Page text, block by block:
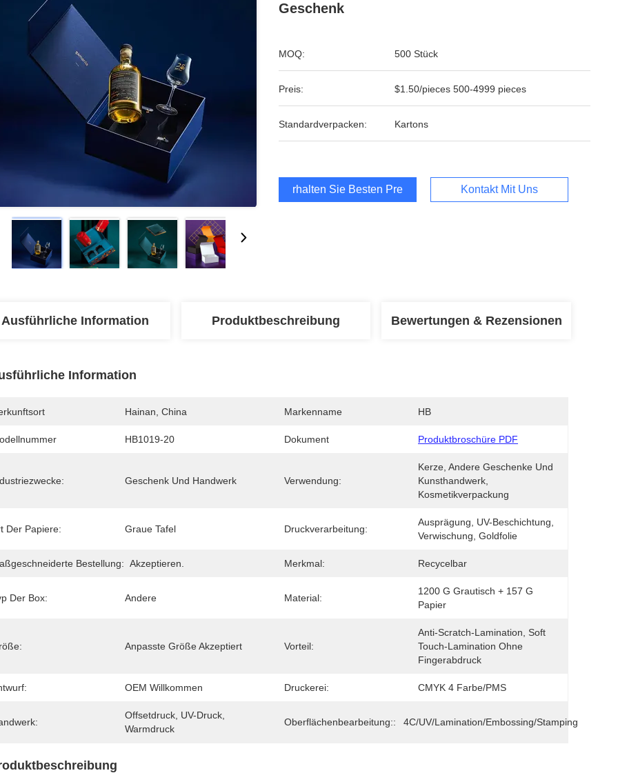
Geschenk
MOQ: 500 Stück
Preis: $1.50/pieces 500-4999 pieces
Standardverpacken: Kartons
Erhalten Sie Besten Preis Kontakt Mit Uns
Ausführliche Information Produktbeschreibung Bewertungen & Rezensionen
Information
Hainan, China Markenname HB
HB1019-20 Dokument Produktbroschüre PDF
Geschenk Und Handwerk Verwendung:
Kerze, Andere Geschenke Und
Kunsthandwerk,
Kosmetikverpackung
Der Papiere: Graue Tafel Druckverarbeitung:
Ausprägung, UV-Beschichtung,
Verwischung, Goldfolie
Bestellung: Akzeptieren. Merkmal: Recycelbar
Der Box: Andere Material:
1200 G Grautisch + 157 G
Papier
Anpasste Größe Akzeptiert Vorteil:
Anti-Scratch-Lamination, Soft
Touch-Lamination Ohne
Fingerabdruck
OEM Willkommen Druckerei: CMYK 4 Farbe/PMS
Offsetdruck, UV-Druck,
Warmdruck
Oberflächenbearbeitung:: 4C/UV/Lamination/Embossing/Stamping